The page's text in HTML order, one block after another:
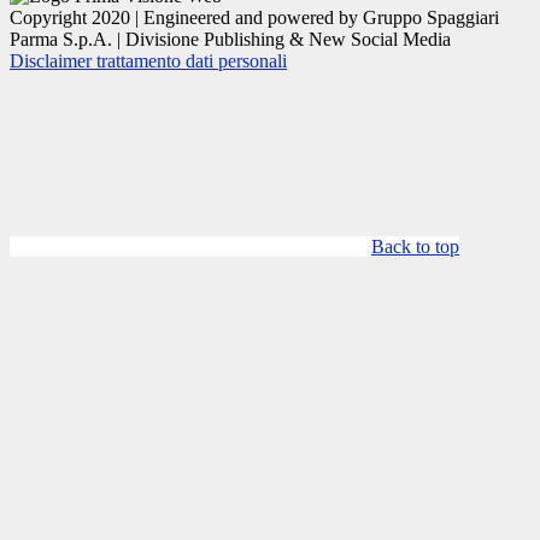
Copyright 2020 | Engineered and powered by Gruppo Spaggiari
Parma S.p.A. | Divisione Publishing & New Social Media
Disclaimer trattamento dati personali
Back to top